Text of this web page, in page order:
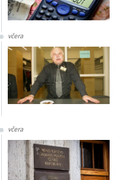
včera
včera